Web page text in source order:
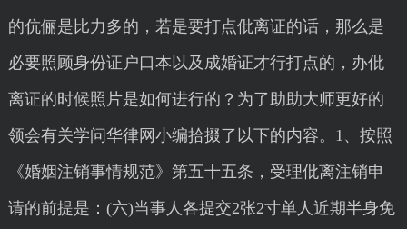
的伉俪是比力多的，若是要打点仳离证的话，那么是
必要照顾身份证户口本以及成婚证才行打点的，办仳
离证的时候照片是如何进行的？为了助助大师更好的
领会有关学问华律网小编拾掇了以下的内容。1、按照
《婚姻注销事情规范》第五十五条，受理仳离注销申
请的前提是：(六)当事人各提交2张2寸单人近期半身免